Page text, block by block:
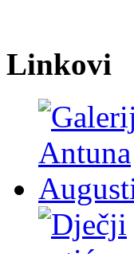
Linkovi